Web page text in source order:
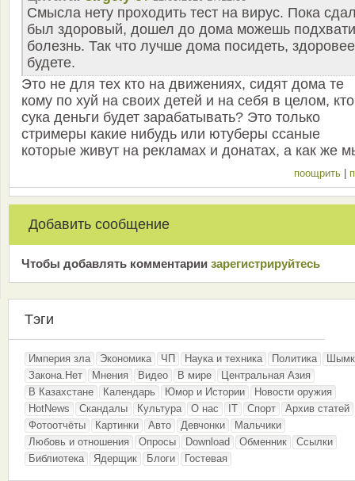
Смысла нету проходить тест на вирус. Пока
был здоровый, дошел до дома можешь
болезнь. Так что лучше дома посидеть, здоровее
будете.
Это не для тех кто на движениях, сидят дома те
кому по хуй на своих детей и на себя в целом, кто
сука деньги будет зарабатывать? Это только
стримеры какие нибудь или ютуберы ссаные
которые живут на рекламах и донатах, а как же
поощрить
Добавить сообщение
Чтобы добавлять комментарии зарeгиcтрирyйтeсь
Тэги
Империя зла Экономика ЧП Наука и техника Политика
Закона.Нет
Мнения Видео В мире
Центральная Азия
В Казахстане
Календарь Юмор и Истории
Новости оружия
HotNews
Скандалы Культура О нас IT Спорт
Архив статей
Фотоотчёты
Картинки Авто Девчонки
Мальчики
Любовь и отношения
Опросы Download Обменник
Ссылки
Библиотека
Ядерщик Блоги Гостевая